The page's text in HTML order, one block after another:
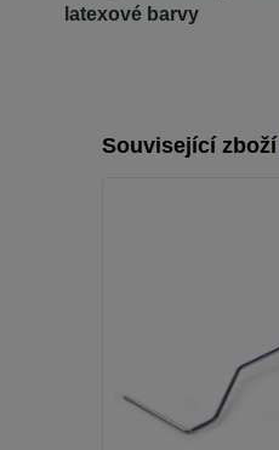
latexové barvy
Související zboží